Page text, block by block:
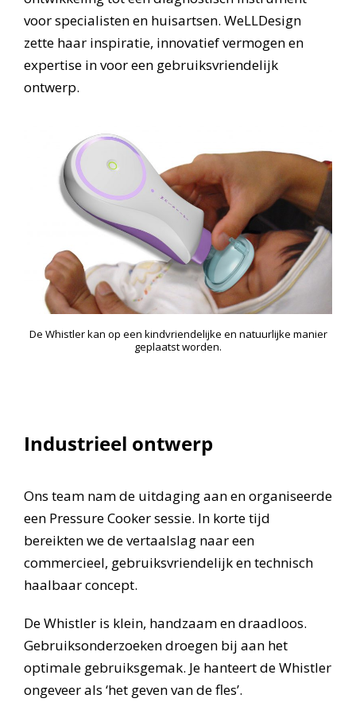
voor specialisten en huisartsen. WeLLDesign
zette haar inspiratie, innovatief vermogen en
expertise in voor een gebruiksvriendelijk
ontwerp.
De Whistler kan op een kindvriendelijke en natuurlijke manier
geplaatst worden.
Industrieel ontwerp
Ons team nam de uitdaging aan en organiseerde
een Pressure Cooker sessie. In korte tijd
bereikten we de vertaalslag naar een
commercieel, gebruiksvriendelijk en technisch
haalbaar concept.
De Whistler is klein, handzaam en draadloos.
Gebruiksonderzoeken droegen bij aan het
optimale gebruiksgemak. Je hanteert de Whistler
ongeveer als ‘het geven van de fles’.